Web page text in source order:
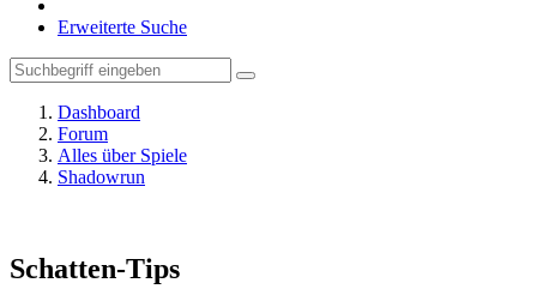
Erweiterte Suche
Dashboard
Forum
Alles über Spiele
Shadowrun
Schatten-Tips